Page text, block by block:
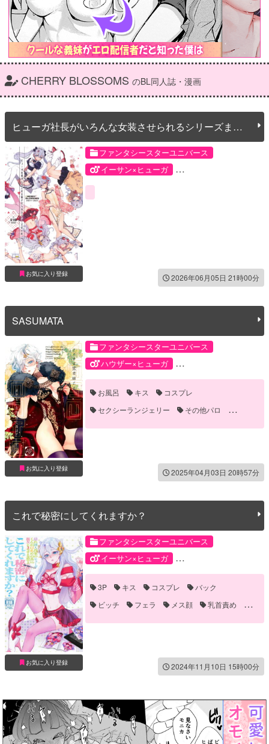
CHERRY BLOSSOMS のBL同人誌・漫画
ヒューガ社長がいろんな女装させられるシリーズまと
お気に入り登録
ファンタシースターユニバース
イーサン×ヒューガ
2026年06月05日 21時00分
SASUMATA
お気に入り登録
ファンタシースターユニバース
ハウザー×ヒューガ
カール・フリードリヒ・ハウザー
ヒューガ・ライト
お風呂 キス
コスプレ
セクシーランジェリー
その他パロ
バック
フェラ メス顔
中出し
褐色 誘い受け
野外
2025年04月03日 20時57分
これで秘密にしてくれますか？
お気に入り登録
ファンタシースターユニバース
イーサン×ヒューガ
ハウザー×ヒューガ
イーサン・ウェーバー
カール・フリードリヒ・ハウザー
ヒューガ・ライト
3P キス コスプレ
バック
ビッチ
フェラ メス顔
乳首責め
兜合わせ
女装 手コキ
男の娘
2024年11月10日 15時00分